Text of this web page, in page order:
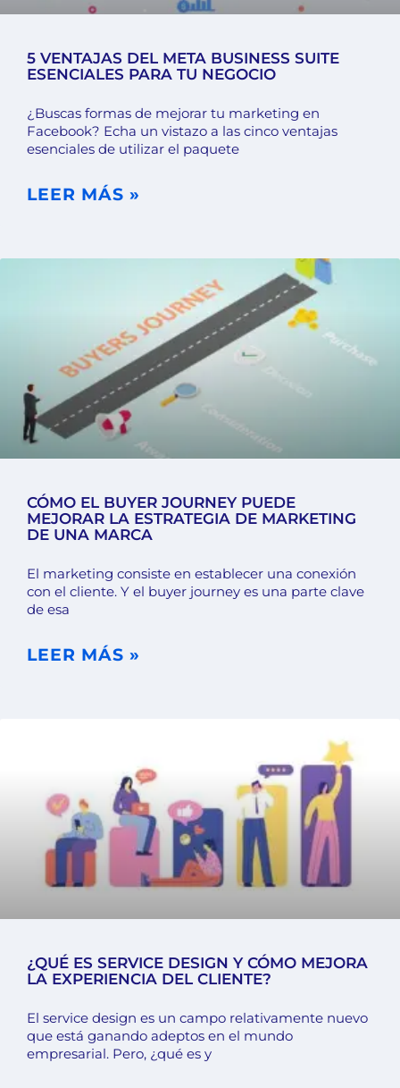
5 VENTAJAS DEL META BUSINESS SUITE
ESENCIALES PARA TU NEGOCIO
¿Buscas formas de mejorar tu marketing en
Facebook? Echa un vistazo a las cinco ventajas
esenciales de utilizar el paquete
LEER MÁS »
CÓMO EL BUYER JOURNEY PUEDE
MEJORAR LA ESTRATEGIA DE MARKETING
DE UNA MARCA
El marketing consiste en establecer una conexión
con el cliente. Y el buyer journey es una parte clave
de esa
LEER MÁS »
¿QUÉ ES SERVICE DESIGN Y CÓMO MEJORA
LA EXPERIENCIA DEL CLIENTE?
El service design es un campo relativamente nuevo
que está ganando adeptos en el mundo
empresarial. Pero, ¿qué es y